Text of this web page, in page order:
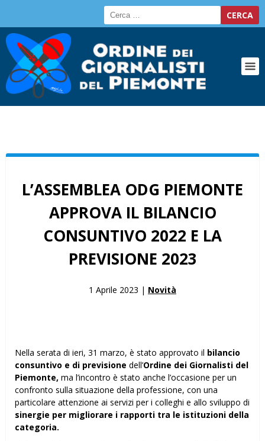
L’ASSEMBLEA ODG PIEMONTE
APPROVA IL BILANCIO
CONSUNTIVO 2022 E LA
PREVISIONE 2023
1 Aprile 2023 | Novità
Nella serata di ieri, 31 marzo, è stato approvato il bilancio
consuntivo e di previsione dell’Ordine dei Giornalisti del
Piemonte, ma l’incontro è stato anche l’occasione per un
confronto sulla situazione della professione, con una
particolare attenzione ai servizi per i colleghi e allo sviluppo di
sinergie per migliorare i rapporti tra le istituzioni della
categoria.